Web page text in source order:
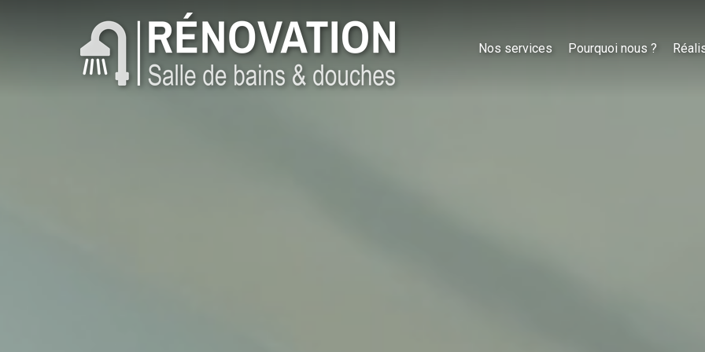
Nos services Pourquoi nous ?